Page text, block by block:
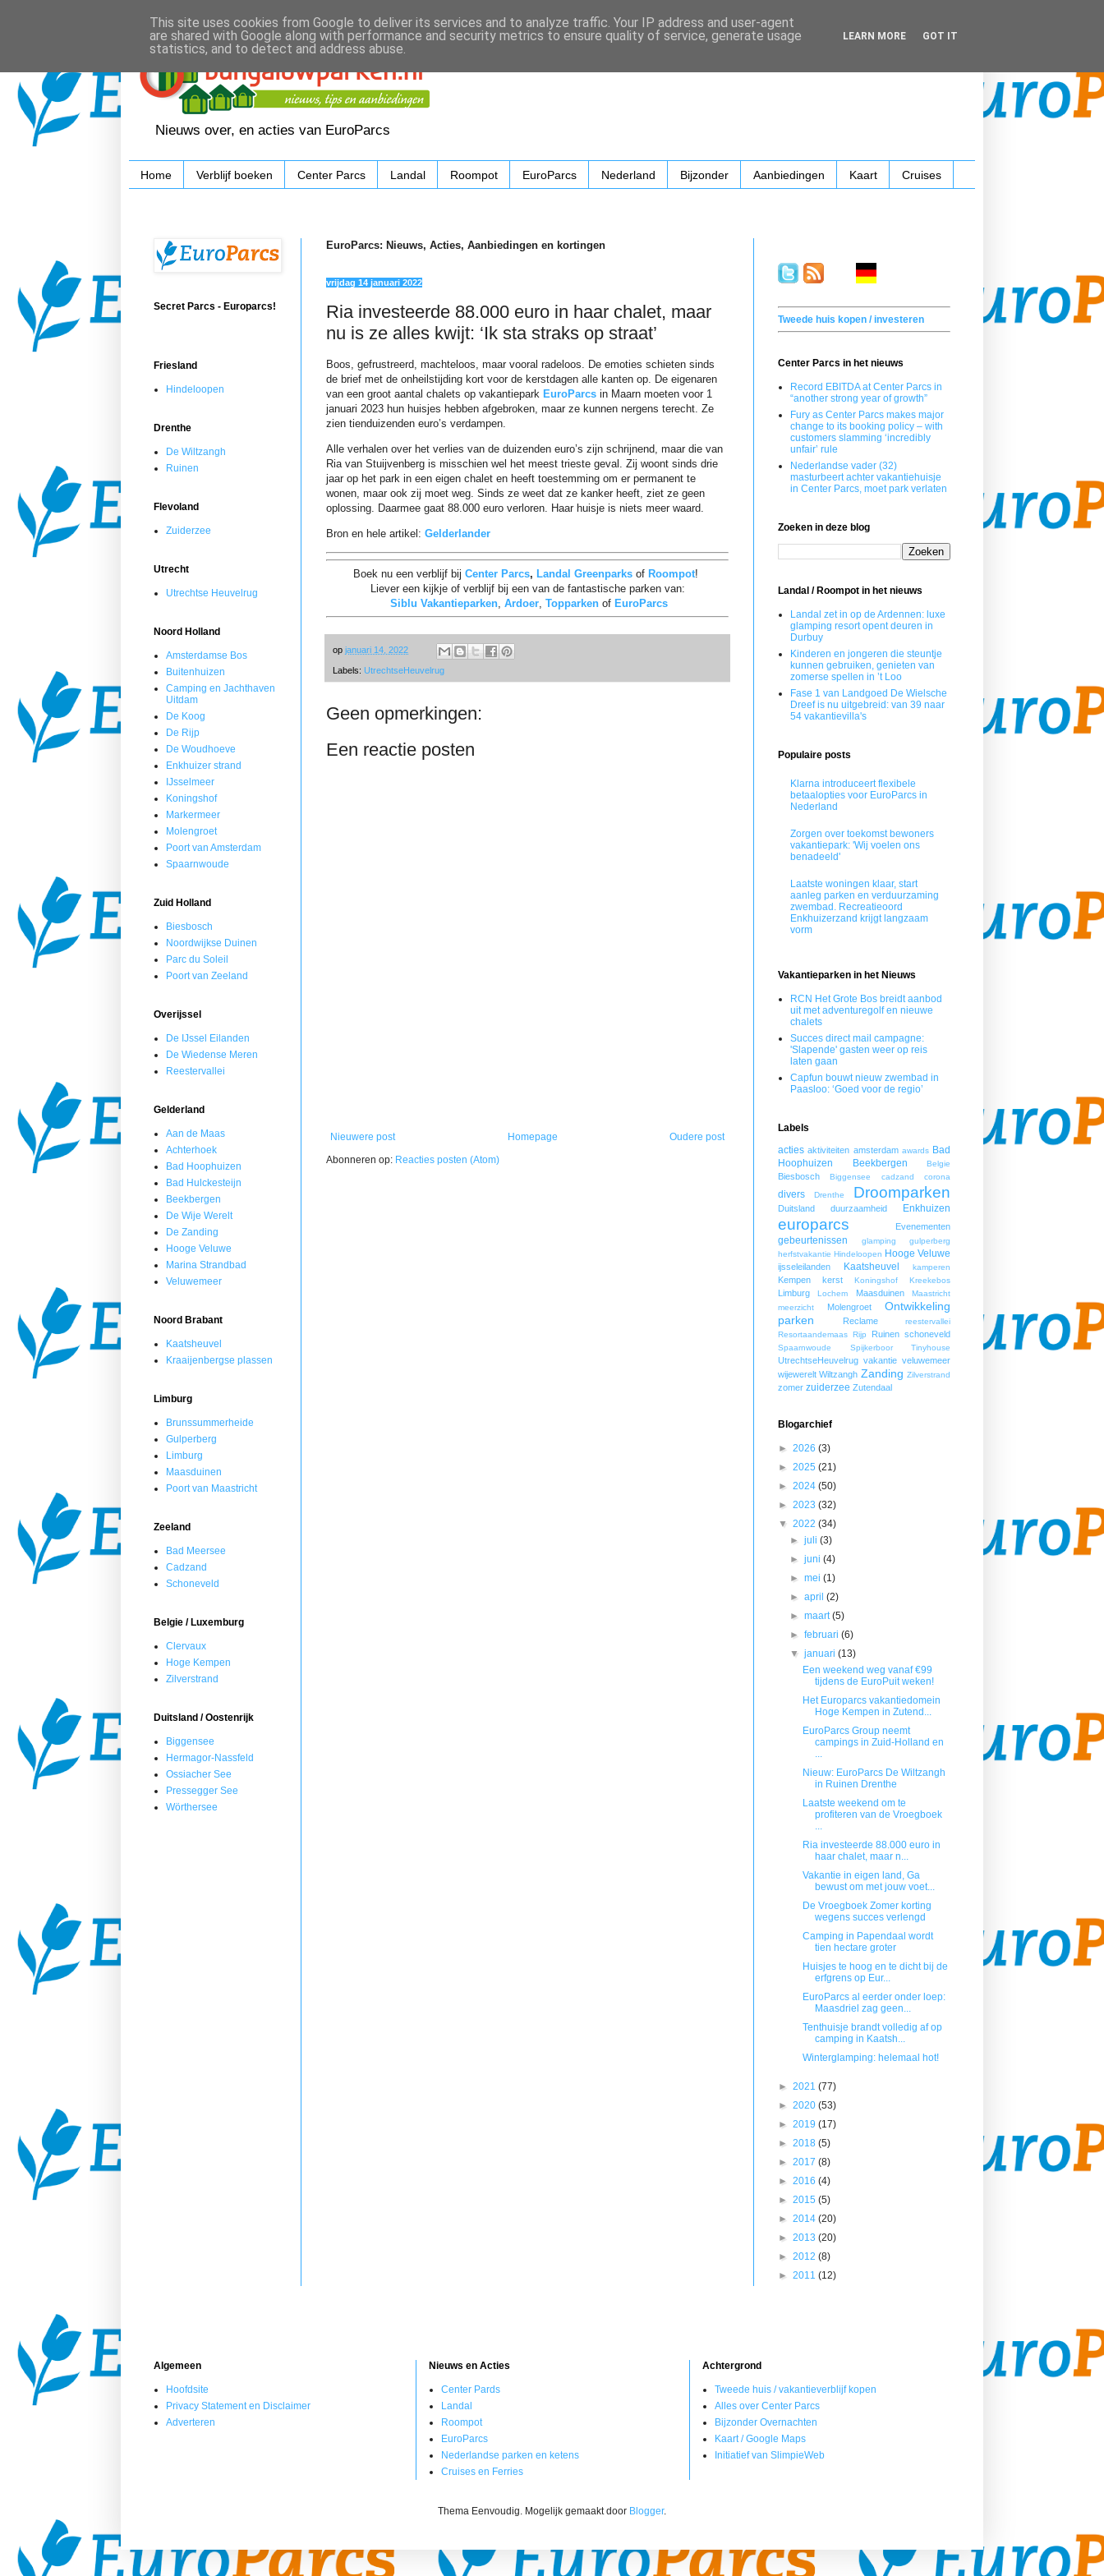
Nieuws over, en acties van EuroParcs
Home Verblijf boeken Center Parcs Landal Roompot EuroParcs Nederland Bijzonder Aanbiedingen Kaart Cruises
EuroParcs: Nieuws, Acties, Aanbiedingen en kortingen
vrijdag 14 januari 2022
Ria investeerde 88.000 euro in haar chalet, maar
nu is ze alles kwijt: ‘Ik sta straks op straat’
Boos, gefrustreerd, machteloos, maar vooral radeloos. De emoties schieten sinds
de brief met de onheilstijding kort voor de kerstdagen alle kanten op. De eigenaren
van een groot aantal chalets op vakantiepark EuroParcs in Maarn moeten voor 1
januari 2023 hun huisjes hebben afgebroken, maar ze kunnen nergens terecht. Ze
zien tienduizenden euro’s verdampen.
Alle verhalen over het verlies van de duizenden euro’s zijn schrijnend, maar die van
Ria van Stuijvenberg is misschien wel het meest trieste geval. Zij woont sinds drie
jaar op het park in een eigen chalet en heeft toestemming om er permanent te
wonen, maar ook zij moet weg. Sinds ze weet dat ze kanker heeft, ziet ze geen
oplossing. Daarmee gaat 88.000 euro verloren. Haar huisje is niets meer waard.
Bron en hele artikel: Gelderlander
Boek nu een verblijf bij Center Parcs, Landal Greenparks of Roompot!
Liever een kijkje of verblijf bij een van de fantastische parken van:
Siblu Vakantieparken Ardoer Topparken of EuroParcs
op januari 14, 2022
Labels: UtrechtseHeuvelrug
Geen opmerkingen:
Een reactie posten
Nieuwere post Oudere post
Homepage
Abonneren op: Reacties posten (Atom)
Secret Parcs - Europarcs!
Friesland
Hindeloopen
Drenthe
De Wiltzangh
Ruinen
Flevoland
Zuiderzee
Utrecht
Utrechtse Heuvelrug
Noord Holland
Amsterdamse Bos
Buitenhuizen
Camping en Jachthaven
Uitdam
De Koog
De Rijp
De Woudhoeve
Enkhuizer strand
IJsselmeer
Koningshof
Markermeer
Molengroet
Poort van Amsterdam
Spaarnwoude
Zuid Holland
Biesbosch
Noordwijkse Duinen
Parc du Soleil
Poort van Zeeland
Overijssel
De IJssel Eilanden
De Wiedense Meren
Reestervallei
Gelderland
Aan de Maas
Achterhoek
Bad Hoophuizen
Bad Hulckesteijn
Beekbergen
De Wije Werelt
De Zanding
Hooge Veluwe
Marina Strandbad
Veluwemeer
Noord Brabant
Kaatsheuvel
Kraaijenbergse plassen
Limburg
Brunssummerheide
Gulperberg
Limburg
Maasduinen
Poort van Maastricht
Zeeland
Bad Meersee
Cadzand
Schoneveld
Belgie / Luxemburg
Clervaux
Hoge Kempen
Zilverstrand
Duitsland / Oostenrijk
Biggensee
Hermagor-Nassfeld
Ossiacher See
Pressegger See
Wörthersee
Tweede huis kopen / investeren
Center Parcs in het nieuws
Record EBITDA at Center Parcs in
“another strong year of growth”
Fury as Center Parcs makes major
change to its booking policy – with
customers slamming ‘incredibly
unfair’ rule
Nederlandse vader (32)
masturbeert achter vakantiehuisje
in Center Parcs, moet park verlaten
Zoeken in deze blog
Landal / Roompot in het nieuws
Landal zet in op de Ardennen: luxe
glamping resort opent deuren in
Durbuy
Kinderen en jongeren die steuntje
kunnen gebruiken, genieten van
zomerse spellen in ’t Loo
Fase 1 van Landgoed De Wielsche
Dreef is nu uitgebreid: van 39 naar
54 vakantievilla's
Populaire posts
Klarna introduceert flexibele
betaalopties voor EuroParcs in
Nederland
Zorgen over toekomst bewoners
vakantiepark: 'Wij voelen ons
benadeeld'
Laatste woningen klaar, start
aanleg parken en verduurzaming
zwembad. Recreatieoord
Enkhuizerzand krijgt langzaam
vorm
Vakantieparken in het Nieuws
RCN Het Grote Bos breidt aanbod
uit met adventuregolf en nieuwe
chalets
Succes direct mail campagne:
'Slapende' gasten weer op reis
laten gaan
Capfun bouwt nieuw zwembad in
Paasloo: ‘Goed voor de regio’
Labels
acties aktiviteiten amsterdam awards Bad
Hoophuizen
Beekbergen Belgie
Biesbosch Biggensee cadzand corona
divers Drenthe Droomparken
Duitsland duurzaamheid Enkhuizen
europarcs Evenementen
gebeurtenissen glamping
gulperberg
herfstvakantie Hindeloopen Hooge Veluwe
ijsseleilanden Kaatsheuvel kamperen
Kempen kerst Koningshof Kreekebos
Limburg Lochem Maasduinen
Maastricht
meerzicht
Molengroet
Ontwikkeling
parken
Reclame
reestervallei
Resortaandemaas Rijp Ruinen schoneveld
Spaarnwoude Spijkerboor Tinyhouse
UtrechtseHeuvelrug vakantie veluwemeer
wijewerelt Wiltzangh Zanding Zilverstrand
zomer zuiderzee Zutendaal
Blogarchief
► 2026 (3)
► 2025 (21)
► 2024 (50)
► 2023 (32)
▼ 2022 (34)
►juli(3)
►juni(4)
►mei(1)
►april(2)
►maart(5)
►februari(6)
▼januari(13)
Een weekend weg vanaf €99
tijdens de EuroPuit weken!
Het Europarcs vakantiedomein
Hoge Kempen in Zutend...
EuroParcs Group neemt
campings in Zuid-Holland en
Nieuw: EuroParcs De Wiltzangh
in Ruinen Drenthe
Laatste weekend om te
profiteren van de Vroegboek
Ria investeerde 88.000 euro in
haar chalet, maar n...
Vakantie in eigen land, Ga
bewust om met jouw voet...
De Vroegboek Zomer korting
wegens succes verlengd
Camping in Papendaal wordt
tien hectare groter
Huisjes te hoog en te dicht bij de
erfgrens op Eur...
EuroParcs al eerder onder loep:
Maasdriel zag geen...
Tenthuisje brandt volledig af op
camping in Kaatsh...
Winterglamping: helemaal hot!
► 2021 (77)
► 2020 (53)
► 2019 (17)
► 2018 (5)
► 2017 (8)
► 2016 (4)
► 2015 (5)
► 2014 (20)
► 2013 (20)
► 2012 (8)
► 2011 (12)
Algemeen
Hoofdsite
Privacy Statement en Disclaimer
Adverteren
Nieuws en Acties
Center Pards
Landal
Roompot
EuroParcs
Nederlandse parken en ketens
Cruises en Ferries
Achtergrond
Tweede huis / vakantieverblijf kopen
Alles over Center Parcs
Bijzonder Overnachten
Kaart / Google Maps
Initiatief van SlimpieWeb
Thema Eenvoudig. Mogelijk gemaakt door Blogger.
This site uses cookies from Google to deliver its services and to analyze traffic. Your IP address and user-agent
are shared with Google along with performance and security metrics to ensure quality of service, generate usage
statistics, and to detect and address abuse.
LEARN MORE GOT IT